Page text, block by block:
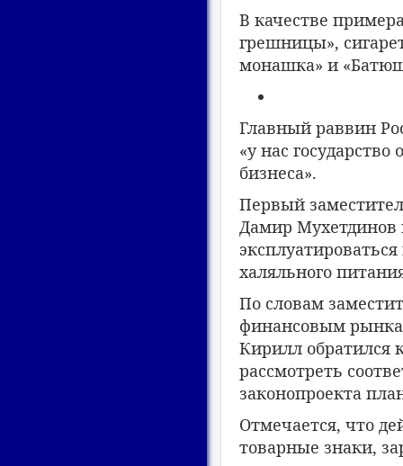
В качестве
грешницы»,
монашка» и
Главный раввин
«у нас
бизнеса».
Первый
Дамир Мухетдинов
халяльного
По словам
финансовым
Кирилл обратился
рассмотреть
законопроекта
Отмечается, что
товарные знаки,